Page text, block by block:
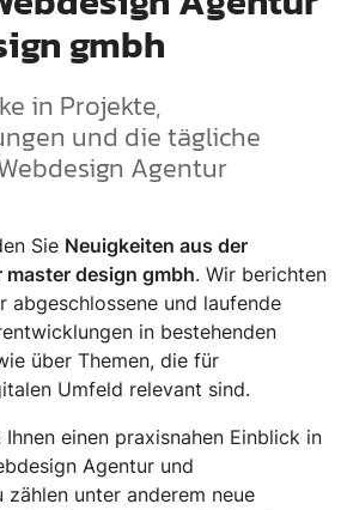
gmbh
in Projekte,
und die tägliche
Agentur
Sie Neuigkeiten aus der
design gmbh. Wir berichten
abgeschlossene und laufende
in bestehenden
über Themen, die für
Umfeld relevant sind.
einen praxisnahen Einblick in
Agentur und
zählen unter anderem neue